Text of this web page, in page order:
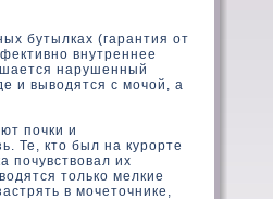
бутылках (гарантия от
внутреннее
нарушенный
и выводятся с мочой, а
почки и
Те, кто был на курорте
почувствовал их
только мелкие
в мочеточнике,